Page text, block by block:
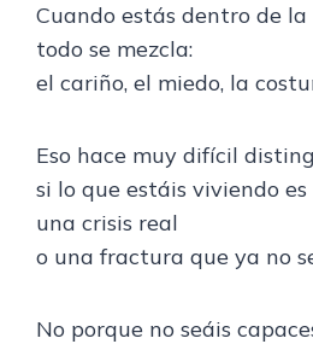
Cuando estás dentro de la
todo se mezcla:
el cariño, el miedo, la
Eso hace muy difícil
si lo que estáis viviendo
una crisis real
o una fractura que ya no
No porque no seáis